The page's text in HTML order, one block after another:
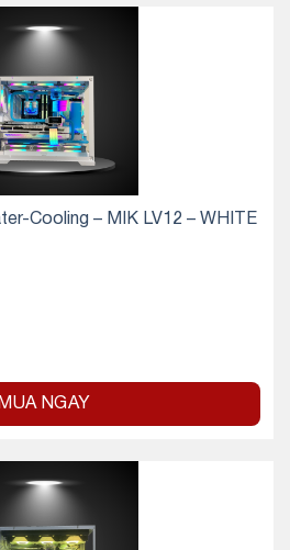
Cooling – MIK LV12 – WHITE
MUA NGAY